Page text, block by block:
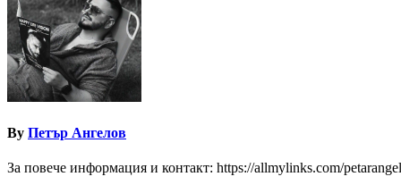
By Петър Ангелов
За повече информация и контакт: https://allmylinks.com/